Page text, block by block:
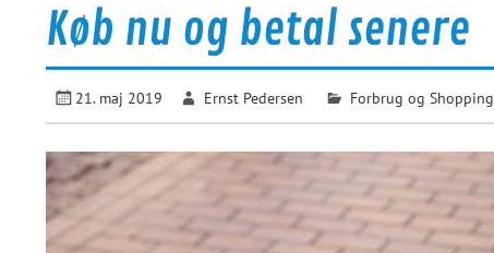
Køb nu og betal senere
21. maj 2019 Ernst Pedersen Forbrug og Shopping